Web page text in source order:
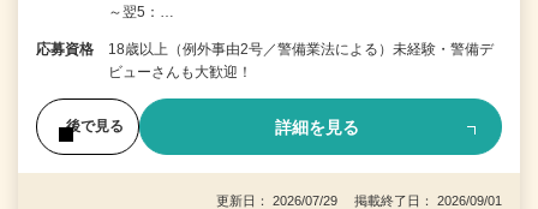
～翌5：…
応募資格
18歳以上（例外事由2号／警備業法による）未経験・警備デ
ビューさんも大歓迎！
後で見る 詳細を見る
更新日： 2026/07/29 掲載終了日： 2026/09/01